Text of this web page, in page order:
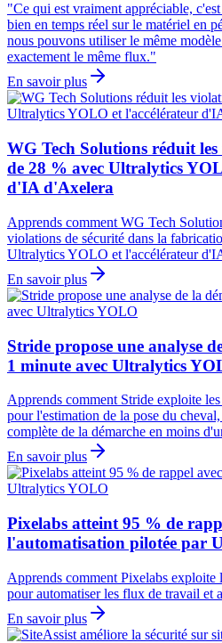
"Ce qui est vraiment appréciable,
bien en temps réel sur le matériel en
nous pouvons utiliser le même
exactement le même flux."
En savoir plus
WG Tech Solutions réduit
de 28 % avec Ultralytics
d'IA d'Axelera
Apprends comment WG Tech
violations de sécurité dans la
Ultralytics YOLO et l'accélérateur
En savoir plus
Stride propose une analyse
1 minute avec Ultralytics
Apprends comment Stride exploite
pour l'estimation de la pose du
complète de la démarche en moins
En savoir plus
Pixelabs atteint 95 % de
l'automatisation pilotée par
Apprends comment Pixelabs
pour automatiser les flux de travail et
En savoir plus